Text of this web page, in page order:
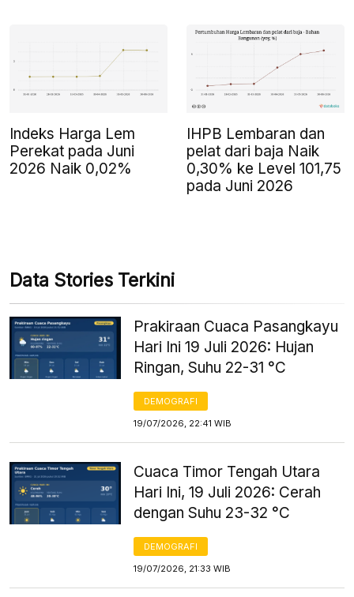
Indeks Harga Lem
Perekat pada Juni
2026 Naik 0,02%
IHPB Lembaran dan
pelat dari baja Naik
0,30% ke Level 101,75
pada Juni 2026
Data Stories Terkini
Prakiraan Cuaca Pasangkayu
Hari Ini 19 Juli 2026: Hujan
Ringan, Suhu 22-31 °C
DEMOGRAFI
19/07/2026, 22:41 WIB
Cuaca Timor Tengah Utara
Hari Ini, 19 Juli 2026: Cerah
dengan Suhu 23-32 °C
DEMOGRAFI
19/07/2026, 21:33 WIB